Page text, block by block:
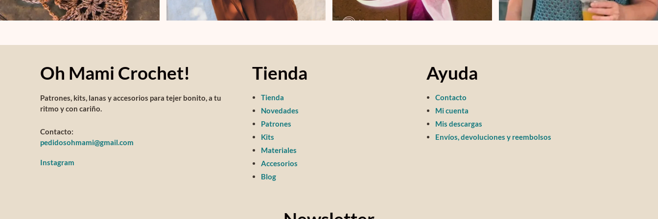
Oh Mami Crochet!
Patrones, kits, lanas y accesorios para tejer bonito, a tu
ritmo y con cariño.
Contacto:
pedidosohmami@gmail.com
Instagram
Tienda
Tienda
Novedades
Patrones
Kits
Materiales
Accesorios
Blog
Ayuda
Contacto
Mi cuenta
Mis descargas
Envíos, devoluciones y reembolsos